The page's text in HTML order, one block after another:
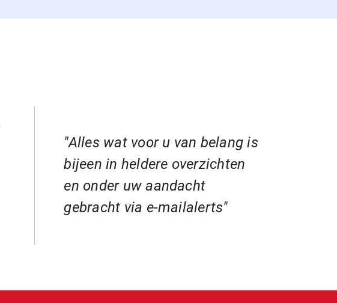
"Alles wat voor u van belang is
bijeen in heldere overzichten
en onder uw aandacht
gebracht via e-mailalerts"